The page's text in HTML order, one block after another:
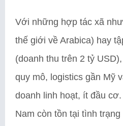
Với những hợp tác xã như
thế giới về Arabica) hay
(doanh thu trên 2 tỷ
quy mô, logistics gần Mỹ
doanh linh hoạt, ít đầu
Nam còn tồn tại tình trạng